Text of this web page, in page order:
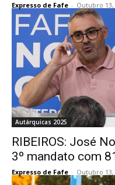
Expresso de Fafe - Outubro 13,
Autárquicas 2025
RIBEIROS: José
3º mandato com
Expresso de Fafe - Outubro 13,